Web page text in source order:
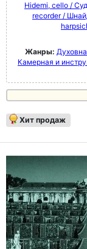
Hidemi, cello /
recorder /
Жанры:
Камерная и
Хит продаж